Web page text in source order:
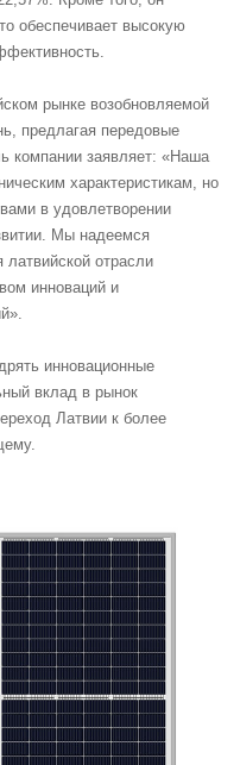
обеспечивает высокую
рынке возобновляемой
предлагая передовые
компании заявляет: «Наша
характеристикам, но
в удовлетворении
Мы надеемся
отрасли
инноваций и
инновационные
вклад в рынок
Латвии к более